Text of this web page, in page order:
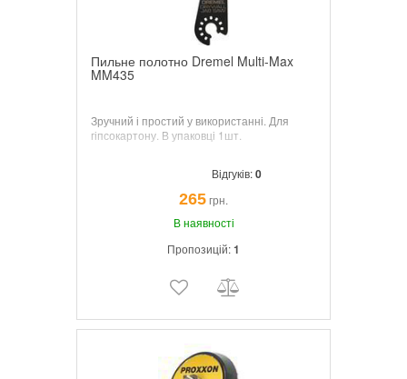
Пильне полотно Dremel Multi-Max
MM435
Зручний і простий у використанні. Для
гіпсокартону. В упаковці 1шт.
Відгуків:0
265грн.
В наявності
Пропозицій:1